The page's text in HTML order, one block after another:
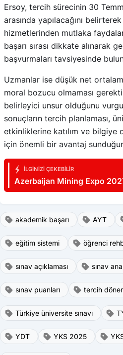
Ersoy, tercih sürecinin 30
arasında yapılacağını
hizmetlerinden mutlaka
başarı sırası dikkate alınarak
başvurmaları tavsiyesinde
Uzmanlar ise düşük net
moral bozucu olmaması
belirleyici unsur olduğunu
sonuçların tercih planlaması,
etkinliklerine katılım ve bilgiye
için önemli bir avantaj
İLGINIZI ÇEKEBILIR
Azerbaijan Mining Expo
akademik başarı AYT
eğitim sistemi öğrenci
sınav açıklaması sınav
sınav puanları tercih
Türkiye üniversite sınavı
YDT YKS 2025